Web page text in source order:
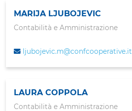
MARIJA LJUBOJEVIC
Contabilità e Amministrazione
ljubojevic.m@confcooperative.it
LAURA COPPOLA
Contabilità e Amministrazione